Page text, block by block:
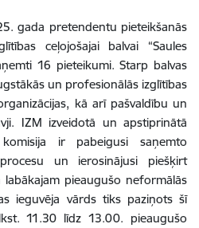
gada pretendentu pieteikšanās
ceļojošajai balvai “Saules
16 pieteikumi. Starp balvas
un profesionālās izglītības
kā arī pašvaldību un
IZM izveidotā un apstiprinātā
komisija ir pabeigusi saņemto
un ierosinājusi piešķirt
pieaugušo neformālās
ieguvēja vārds tiks paziņots šī
11.30 līdz 13.00. pieaugušo